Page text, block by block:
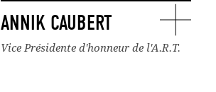
ANNIK CAUBERT
Vice Présidente d'honneur de l'A.R.T.